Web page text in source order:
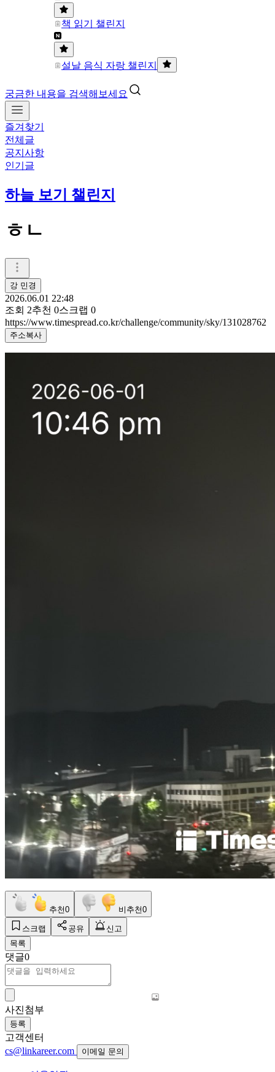
책 읽기 챌린지
설날 음식 자랑 챌린지
궁금한 내용을 검색해보세요
즐겨찾기
전체글
공지사항
인기글
하늘 보기 챌린지
ㅎㄴ
강 민경
2026.06.01 22:48
조회 2추천 0스크랩 0
https://www.timespread.co.kr/challenge/community/sky/131028762
주소복사
추천0 비추천0
스크랩 공유
신고
목록
댓글0
사진첨부
등록
고객센터
cs@linkareer.com
이메일 문의